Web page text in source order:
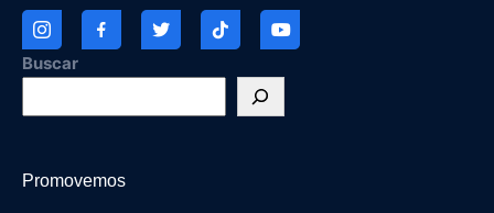
Buscar
Promovemos